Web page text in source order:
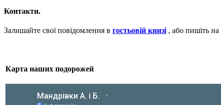
Контакти.
Залишайте свої повідомлення в гостьовій книзі , або пишіть на
Карта наших подорожей